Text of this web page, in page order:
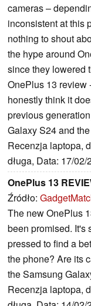
cameras –
inconsistent at this
nothing to shout
the hype around
since they lowered
OnePlus 13 review
honestly think it
previous
Galaxy S24 and
Recenzja laptopa,
długa, Data: 17/02/
OnePlus 13
Źródło:
The new OnePlus
been promised. It's
pressed to find a
the phone? Are its
the Samsung
Recenzja laptopa,